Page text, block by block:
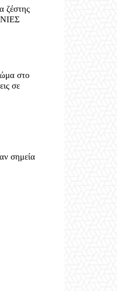
ζέστης
στο
σε
σημεία